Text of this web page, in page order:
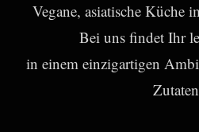
Vegane, asiatische Küche
Bei uns findet Ihr
in einem einzigartigen